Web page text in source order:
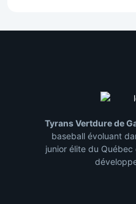
Tyrans Vertdure de
baseball évoluant
junior élite du